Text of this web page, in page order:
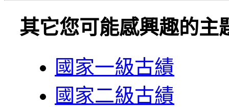
其它您可能感興趣的主
國家一級古績
國家二級古績